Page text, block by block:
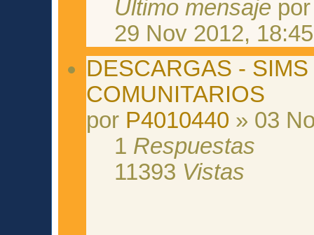
Último mensaje
29 Nov 2012, 18:45
DESCARGAS -
COMUNITARIOS
por P4010440 » 03
1 Respuestas
11393 Vistas